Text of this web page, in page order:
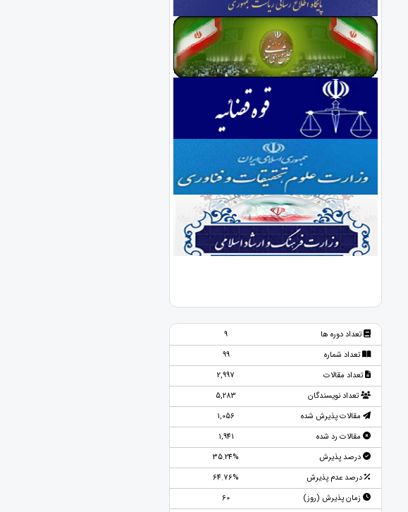
تعداد دوره ها
9
تعداد شماره
99
تعداد مقالات
2,997
تعداد نویسندگان
5,283
مقالات پذیرش شده
1,056
مقالات رد شده
1,941
درصد پذیرش
35.24%
درصد عدم پذیرش
64.76%
زمان پذیرش (روز)
60